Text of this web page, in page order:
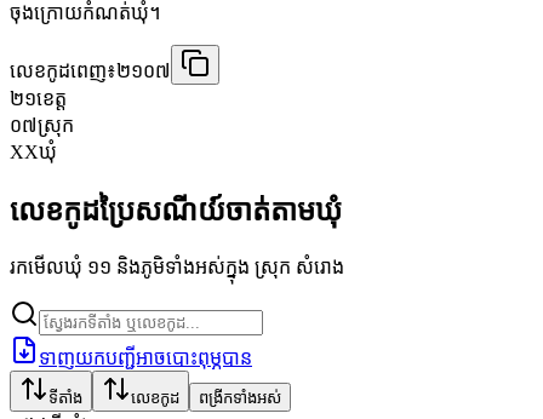
ចុងក្រោយកំណត់ឃុំ។
លេខកូដពេញ៖២១០៧
២១ខេត្ត
០៧ស្រុក
XXឃុំ
លេខកូដប្រៃសណីយ៍ចាត់តាមឃុំ
រកមើលឃុំ ១១ និងភូមិទាំងអស់ក្នុង ស្រុក សំរោង
ទាញយកបញ្ជីអាចបោះពុម្ភបាន
ទីតាំង លេខកូដ ពង្រីកទាំងអស់